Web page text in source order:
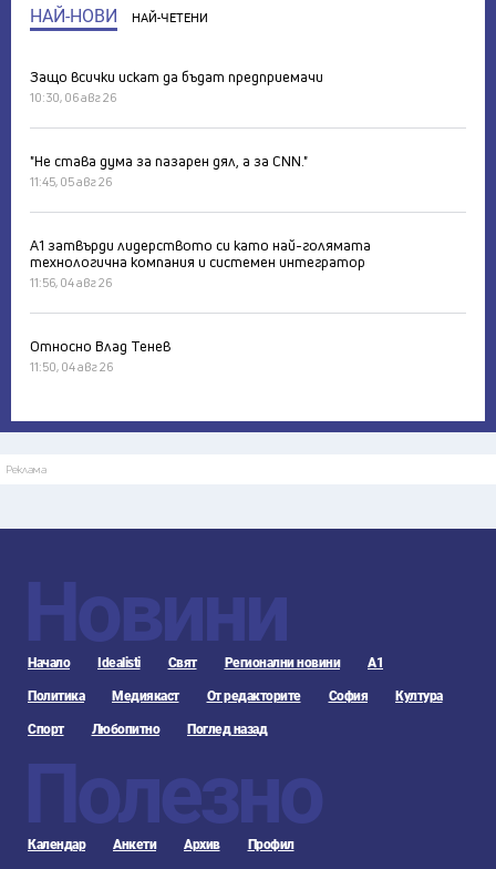
НАЙ-НОВИ НАЙ-ЧЕТЕНИ
Защо всички искат да бъдат предприемачи
10:30, 06 авг 26
"Не става дума за пазарен дял, а за CNN."
11:45, 05 авг 26
А1 затвърди лидерството си като най-голямата
технологична компания и системен интегратор
11:56, 04 авг 26
Относно Влад Тенев
11:50, 04 авг 26
Реклама
Новини
Начало Idealisti Свят Регионални новини А1
Политика Медиякаст От редакторите София Култура
Спорт Любопитно Поглед назад
Полезно
Календар Анкети Архив Профил